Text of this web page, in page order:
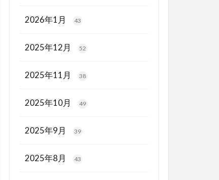
2026年1月 43
2025年12月 52
2025年11月 38
2025年10月 49
2025年9月 39
2025年8月 43